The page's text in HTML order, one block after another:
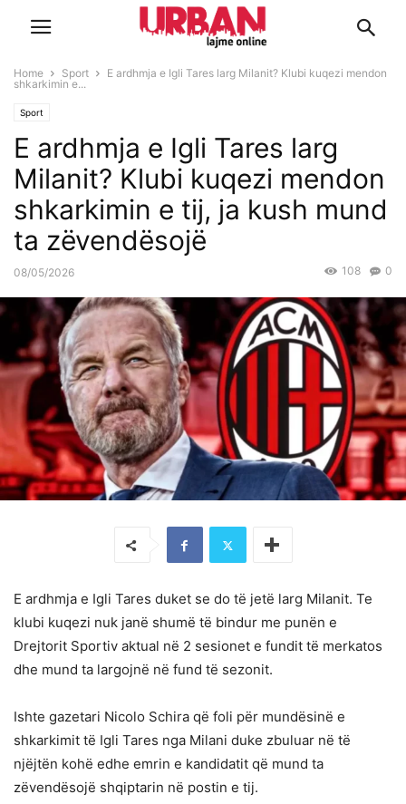
Home Sport
E ardhmja e Igli Tares larg Milanit? Klubi kuqezi mendon
shkarkimin e...
Sport
E ardhmja e Igli Tares larg
Milanit? Klubi kuqezi mendon
shkarkimin e tij, ja kush mund
ta zëvendësojë
08/05/2026 0
108
E ardhmja e Igli Tares duket se do të jetë larg Milanit. Te
klubi kuqezi nuk janë shumë të bindur me punën e
Drejtorit Sportiv aktual në 2 sesionet e fundit të merkatos
dhe mund ta largojnë në fund të sezonit.
Ishte gazetari Nicolo Schira që foli për mundësinë e
shkarkimit të Igli Tares nga Milani duke zbuluar në të
njëjtën kohë edhe emrin e kandidatit që mund ta
zëvendësojë shqiptarin në postin e tij.